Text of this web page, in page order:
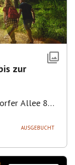
zur
Allee 80,
AUSGEBUCHT